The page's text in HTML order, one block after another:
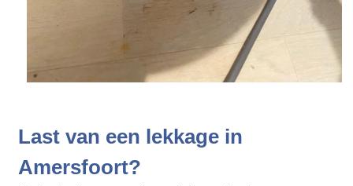
Last van een lekkage in
Amersfoort?